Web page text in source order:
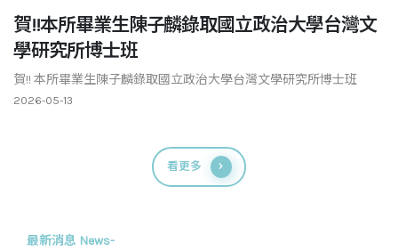
賀!!本所畢業生陳子麟錄取國立政治大學台灣文
學研究所博士班
賀!! 本所畢業生陳子麟錄取國立政治大學台灣文學研究所博士班
2026-05-13
看更多
最新消息 News-